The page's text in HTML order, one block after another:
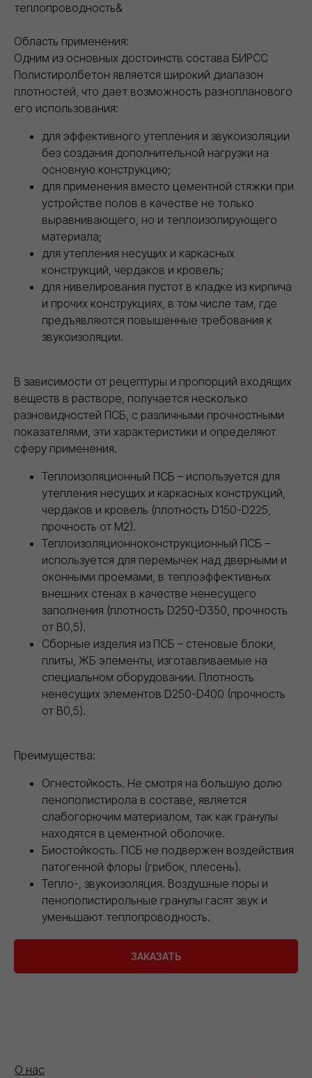
теплопроводность&
Область применения:
Одним из основных достоинств состава БИРСС
Полистиролбетон является широкий диапазон
плотностей, что дает возможность разнопланового
его использования:
для эффективного утепления и звукоизоляции
без создания дополнительной нагрузки на
основную конструкцию;
для применения вместо цементной стяжки при
устройстве полов в качестве не только
выравнивающего, но и теплоизолирующего
материала;
для утепления несущих и каркасных
конструкций, чердаков и кровель;
для нивелирования пустот в кладке из кирпича
и прочих конструкциях, в том числе там, где
предъявляются повышенные требования к
звукоизоляции.
В зависимости от рецептуры и пропорций входящих
веществ в растворе, получается несколько
разновидностей ПСБ, с различными прочностными
показателями, эти характеристики и определяют
сферу применения.
Теплоизоляционный ПСБ – используется для
утепления несущих и каркасных конструкций,
чердаков и кровель (плотность D150-D225,
прочность от М2).
Теплоизоляционноконструкционный ПСБ –
используется для перемычек над дверными и
оконными проемами, в теплоэффективных
внешних стенах в качестве ненесущего
заполнения (плотность D250-D350, прочность
от В0,5).
Сборные изделия из ПСБ – стеновые блоки,
плиты, ЖБ элементы, изготавливаемые на
специальном оборудовании. Плотность
ненесущих элементов D250-D400 (прочность
от В0,5).
Преимущества:
Огнестойкость. Не смотря на большую долю
пенополистирола в составе, является
слабогорючим материалом, так как гранулы
находятся в цементной оболочке.
Биостойкость. ПСБ не подвержен воздействия
патогенной флоры (грибок, плесень).
Тепло-, звукоизоляция. Воздушные поры и
пенополистирольные гранулы гасят звук и
уменьшают теплопроводность.
ЗАКАЗАТЬ
КОНТАКТЫ
ООО "Торговый дом ИВИЛАН"
ИНН 9724189170
info@ivilan.ru
г. Москва, Ореховый бульвар д. 24, к. 1
НАВИГАЦИЯ САЙТА
О компании
Контакты
Политика конфиденциальности
Проект договора
Правила продажи Товара
КАТАЛОГ
Сухие строительные смеси
Герметики для швов
Базальтовый утеплитель
Рулонные гидроизоляционные материалы
Биметаллические радиаторы отопления
ДРУГОЕ
Разработка ПСД
Интернет-магазин герметиков Сази
Сайт https://ivilan.ru/ носит исключительно информационный
характер и ни при каких условиях не является публичной
характеристиках и стоимости материалов, обращайтесь к
менеджерам.
Внимание! Цвета товаров могут отличаться от изображения
восприятия.